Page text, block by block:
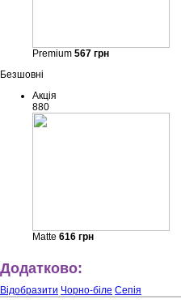
Premium 567 грн
Безшовні
Акція
880
Matte 616 грн
Додатково:
Відобразити Чорно-біле Сепія